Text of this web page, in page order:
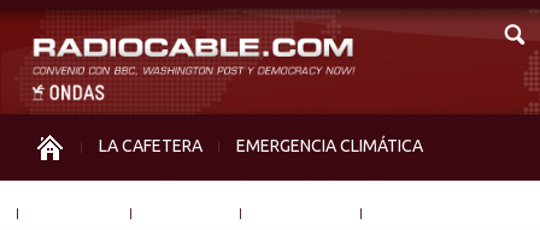
LA CAFETERA EMERGENCIA CLIMÁTICA